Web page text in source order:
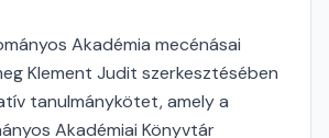
Akadémia mecénásai
Klement Judit szerkesztésében
tanulmánykötet, amely a
Akadémiai Könyvtár